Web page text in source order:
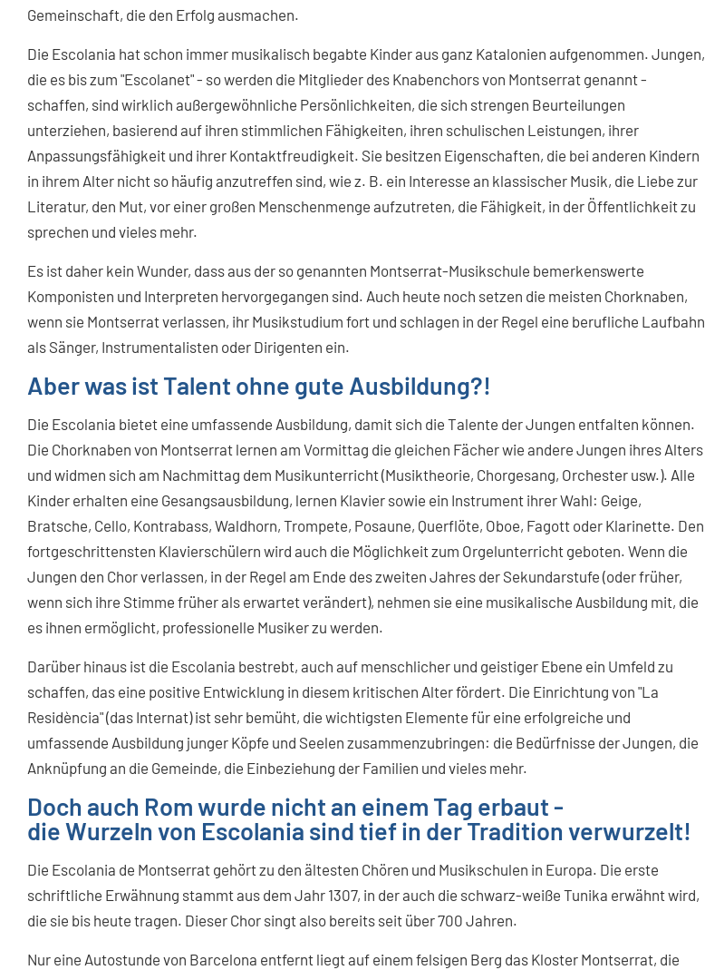
Gemeinschaft, die den Erfolg ausmachen.
Die Escolania hat schon immer musikalisch begabte Kinder aus ganz Katalonien aufgenommen. Jungen,
die es bis zum "Escolanet" - so werden die Mitglieder des Knabenchors von Montserrat genannt -
schaffen, sind wirklich außergewöhnliche Persönlichkeiten, die sich strengen Beurteilungen
unterziehen, basierend auf ihren stimmlichen Fähigkeiten, ihren schulischen Leistungen, ihrer
Anpassungsfähigkeit und ihrer Kontaktfreudigkeit. Sie besitzen Eigenschaften, die bei anderen Kindern
in ihrem Alter nicht so häufig anzutreffen sind, wie z. B. ein Interesse an klassischer Musik, die Liebe zur
Literatur, den Mut, vor einer großen Menschenmenge aufzutreten, die Fähigkeit, in der Öffentlichkeit zu
sprechen und vieles mehr.
Es ist daher kein Wunder, dass aus der so genannten Montserrat-Musikschule bemerkenswerte
Komponisten und Interpreten hervorgegangen sind. Auch heute noch setzen die meisten Chorknaben,
wenn sie Montserrat verlassen, ihr Musikstudium fort und schlagen in der Regel eine berufliche Laufbahn
als Sänger, Instrumentalisten oder Dirigenten ein.
Aber was ist Talent ohne gute Ausbildung?!
Die Escolania bietet eine umfassende Ausbildung, damit sich die Talente der Jungen entfalten können.
Die Chorknaben von Montserrat lernen am Vormittag die gleichen Fächer wie andere Jungen ihres Alters
und widmen sich am Nachmittag dem Musikunterricht (Musiktheorie, Chorgesang, Orchester usw.). Alle
Kinder erhalten eine Gesangsausbildung, lernen Klavier sowie ein Instrument ihrer Wahl: Geige,
Bratsche, Cello, Kontrabass, Waldhorn, Trompete, Posaune, Querflöte, Oboe, Fagott oder Klarinette. Den
fortgeschrittensten Klavierschülern wird auch die Möglichkeit zum Orgelunterricht geboten. Wenn die
Jungen den Chor verlassen, in der Regel am Ende des zweiten Jahres der Sekundarstufe (oder früher,
wenn sich ihre Stimme früher als erwartet verändert), nehmen sie eine musikalische Ausbildung mit, die
es ihnen ermöglicht, professionelle Musiker zu werden.
Darüber hinaus ist die Escolania bestrebt, auch auf menschlicher und geistiger Ebene ein Umfeld zu
schaffen, das eine positive Entwicklung in diesem kritischen Alter fördert. Die Einrichtung von "La
Residència" (das Internat) ist sehr bemüht, die wichtigsten Elemente für eine erfolgreiche und
umfassende Ausbildung junger Köpfe und Seelen zusammenzubringen: die Bedürfnisse der Jungen, die
Anknüpfung an die Gemeinde, die Einbeziehung der Familien und vieles mehr.
Doch auch Rom wurde nicht an einem Tag erbaut -
die Wurzeln von Escolania sind tief in der Tradition verwurzelt!
Die Escolania de Montserrat gehört zu den ältesten Chören und Musikschulen in Europa. Die erste
schriftliche Erwähnung stammt aus dem Jahr 1307, in der auch die schwarz-weiße Tunika erwähnt wird,
die sie bis heute tragen. Dieser Chor singt also bereits seit über 700 Jahren.
Nur eine Autostunde von Barcelona entfernt liegt auf einem felsigen Berg das Kloster Montserrat, die